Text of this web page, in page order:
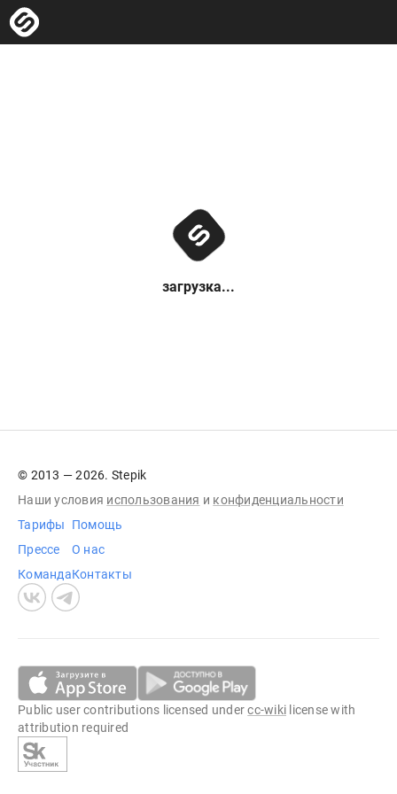
загрузка...
© 2013 — 2026. Stepik
Наши условия использования и конфиденциальности
Тарифы
Прессе
Команда
Помощь
О нас
Контакты
Public user contributions licensed undercc-wiki license with
attribution required